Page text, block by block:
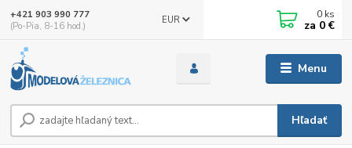
Menu
EUR
Hľadať
+421 903 990 777
(Po-Pia, 8-16 hod.)
0 ks
za 0 €